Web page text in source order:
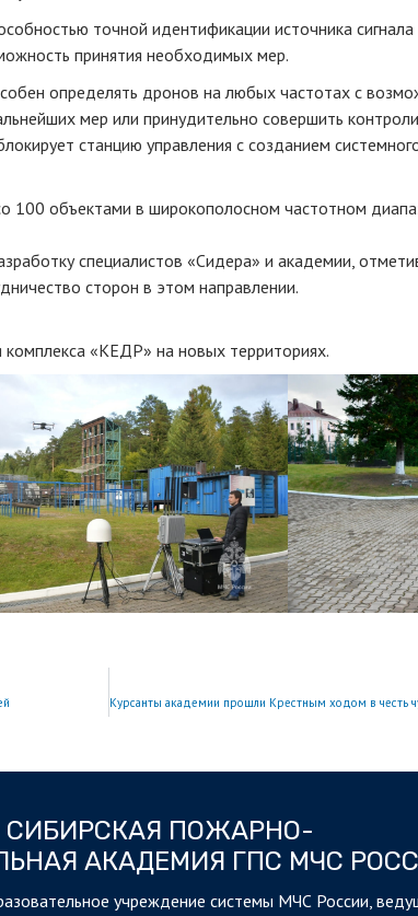
точной идентификации источника
принятия необходимых мер.
определять дронов на любых частотах с
мер или принудительно совершить
станцию управления с созданием
объектами в широкополосном частотном
специалистов «Сидера» и академии,
сторон в этом направлении.
«КЕДР» на новых территориях.
СИБИРСКАЯ ПОЖАРНО-
АКАДЕМИЯ ГПС МЧС
учреждение системы МЧС России,